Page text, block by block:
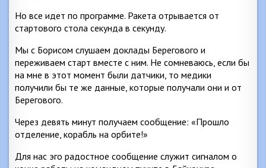
Но все идет по программе. Ракета отрывается от
стартового стола секунда в секунду.
Мы с Борисом слушаем доклады Берегового и
переживаем старт вместе с ним. Не сомневаюсь, если бы
на мне в этот момент были датчики, то медики
получили бы те же данные, которые получали они и от
Берегового.
Через девять минут получаем сообщение: «Прошло
отделение, корабль на орбите!»
Для нас эго радостное сообщение служит сигналом о